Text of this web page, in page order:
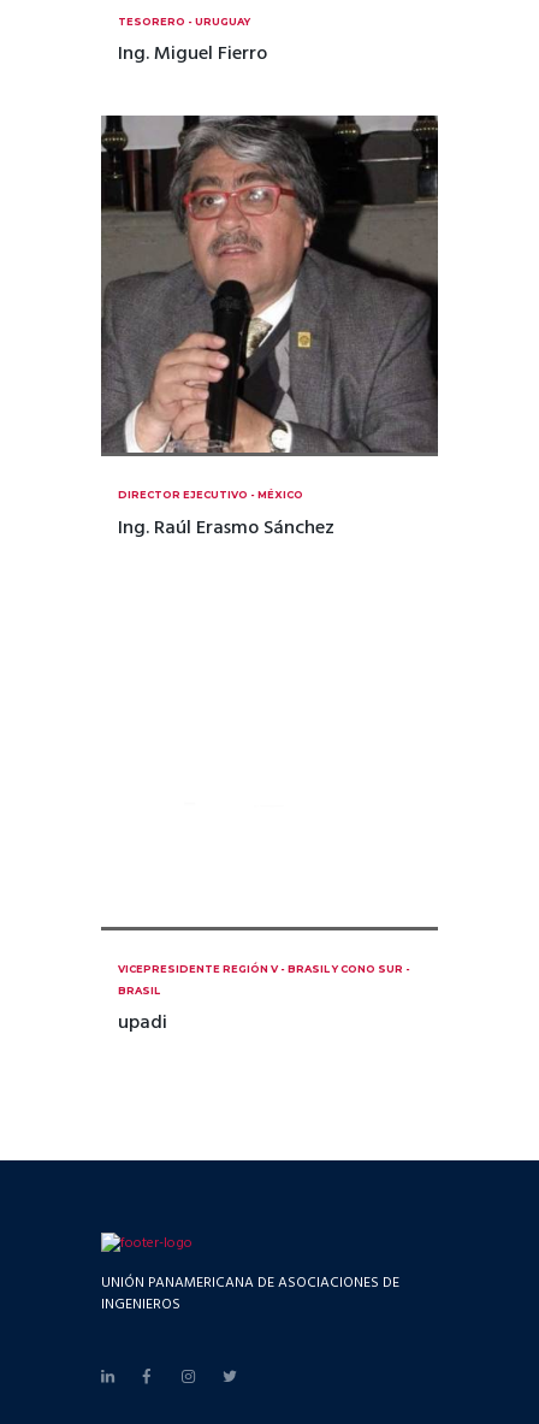
TESORERO - URUGUAY
Ing. Miguel Fierro
DIRECTOR EJECUTIVO - MÉXICO
Ing. Raúl Erasmo Sánchez
VICEPRESIDENTE REGIÓN V - BRASIL Y CONO SUR -
BRASIL
upadi
UNIÓN PANAMERICANA DE ASOCIACIONES DE
INGENIEROS